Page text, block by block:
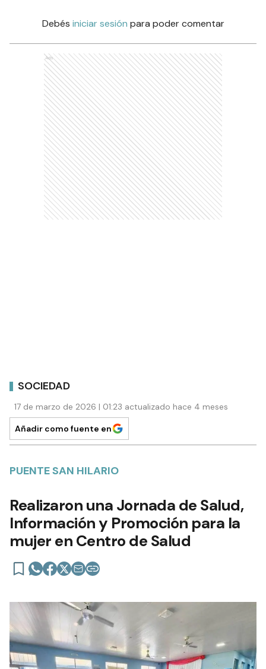
Debés iniciar sesión para poder comentar
Ads
SOCIEDAD
17 de marzo de 2026 | 01:23 actualizado hace 4 meses
Añadir como fuente en
PUENTE SAN HILARIO
Realizaron una Jornada de Salud,
Información y Promoción para la
mujer en Centro de Salud